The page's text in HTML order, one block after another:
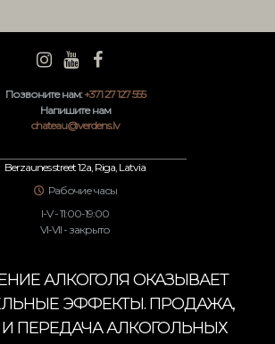
Позвоните нам:+371 27 127 555
Напишите нам
chateau@verdens.lv
Berzaunes street 12a, Riga, Latvia
Рабочие часы
I-V - 11:00-19:00
VI-VII - закрыто
АЛКОГОЛЯ ОКАЗЫВАЕТ
ЭФФЕКТЫ. ПРОДАЖА,
ПЕРЕДАЧА АЛКОГОЛЬНЫХ